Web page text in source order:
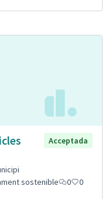
Acceptada
sostenible
0 0